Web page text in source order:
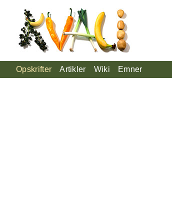
Opskrifter Artikler Wiki Emner